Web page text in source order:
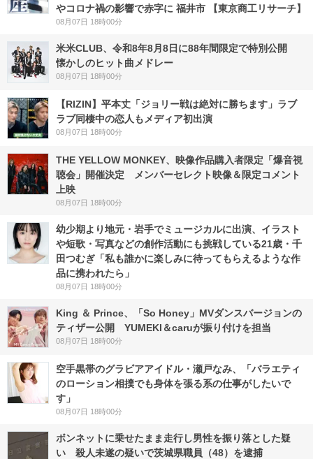
やコロナ禍の影響で赤字に 福井市 【東京商工リサーチ】
08月07日 18時00分
米米CLUB、令和8年8月8日に88年間限定で特別公開
懐かしのヒット曲メドレー
08月07日 18時00分
【RIZIN】平本丈「ジョリー戦は絶対に勝ちます」ラブ
ラブ同棲中の恋人もメディア初出演
08月07日 18時00分
THE YELLOW MONKEY、映像作品購入者限定「爆音視
聴会」開催決定 メンバーセレクト映像＆限定コメント
上映
08月07日 18時00分
幼少期より地元・岩手でミュージカルに出演、イラスト
や短歌・写真などの創作活動にも挑戦している21歳・千
田つむぎ「私も誰かに楽しみに待ってもらえるような作
品に携われたら」
08月07日 18時00分
King ＆ Prince、「So Honey」MVダンスバージョンの
ティザー公開 YUMEKI＆caruが振り付けを担当
08月07日 18時00分
空手黒帯のグラビアアイドル・瀬戸なみ、「バラエティ
のローション相撲でも身体を張る系の仕事がしたいで
す」
08月07日 18時00分
ボンネットに乗せたまま走行し男性を振り落とした疑
い 殺人未遂の疑いで茨城県職員（48）を逮捕